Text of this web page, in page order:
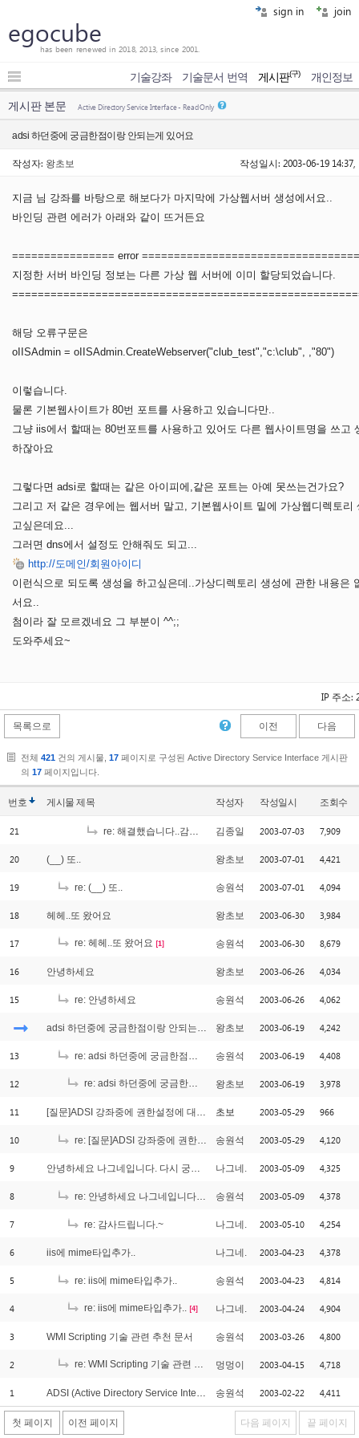
sign in join
egocube
has been renewed in 2018, 2013, since 2001.
기술강좌 기술문서 번역 게시판(구) 개인정보
게시판 본문 Active Directory Service Interface - Read Only
adsi 하던중에 궁금한점이랑 안되는게 있어요
작성자: 왕초보 작성일시: 2003-06-19
지금 님 강좌를 바탕으로 해보다가 마지막에 가상웹서버 생성에서요..
바인딩 관련 에러가 아래와 같이 뜨거든요
================ error
지정한 서버 바인딩 정보는 다른 가상 웹 서버에 이미 할당되었습니다.
해당 오류구문은
oIISAdmin = oIISAdmin.CreateWebserver("club_test","c:\club", ,"80")
이렇습니다.
물론 기본웹사이트가 80번 포트를 사용하고 있습니다만..
그냥 iis에서 할때는 80번포트를 사용하고 있어도 다른 웹사이트명을 쓰고
하잖아요
그렇다면 adsi로 할때는 같은 아이피에,같은 포트는 아예 못쓰는건가요?
그리고 저 같은 경우에는 웹서버 말고, 기본웹사이트 밑에 가상웹디렉토리
고싶은데요...
그러면 dns에서 설정도 안해줘도 되고...
http://도메인/회원아이디
이런식으로 되도록 생성을 하고싶은데..가상디렉토리 생성에 관한 내용은
서요..
첨이라 잘 모르겠네요 그 부분이 ^^;;
도와주세요~
IP 주소:
목록으로 이전 다음
전체 421 건의 게시물, 17 페이지로 구성된 Active Directory Service Interface 게시판
의 17 페이지입니다.
번호 게시물제목 작성자 작성일시 조회수
21 re: 해결했습니다..감사합니다 !!!!! 김종일 2003-07-03 7,909
20 (__) 또.. 왕초보 2003-07-01 4,421
19 re: (__) 또.. 송원석 2003-07-01 4,094
18 헤헤..또 왔어요 왕초보 2003-06-30 3,984
17 re: 헤헤..또 왔어요 [1] 송원석 2003-06-30 8,679
16 안녕하세요 왕초보 2003-06-26 4,034
15 re: 안녕하세요 송원석 2003-06-26 4,062
adsi 하던중에 궁금한점이랑 안되는게 있어요 왕초보 2003-06-19 4,242
13 re: adsi 하던중에 궁금한점이랑 안되는게 있어요 송원석 2003-06-19 4,408
12 re: adsi 하던중에 궁금한점이랑 안되는게 있어요 [1]
왕초보 2003-06-19 3,978
11 [질문]ADSI 강좌중에 권한설정에 대한 부분질문입니다. 초보 2003-05-29 966
10 re: [질문]ADSI 강좌중에 권한설정에 대한 부분질문입니다. 송원석 2003-05-29 4,120
9 안녕하세요 나그네입니다. 다시 궁금한게 있어서요..질문. 나그네. 2003-05-09 4,325
8 re: 안녕하세요 나그네입니다. 다시 궁금한게 있어서요..질문. 송원석 2003-05-09 4,378
7 re: 감사드립니다.~ 나그네. 2003-05-10 4,254
6 iis에 mime타입추가.. 나그네. 2003-04-23 4,378
5 re: iis에 mime타입추가.. 송원석 2003-04-23 4,814
4 re: iis에 mime타입추가.. [4] 나그네. 2003-04-24 4,904
3 WMI Scripting 기술 관련 추천 문서 송원석 2003-03-26 4,800
2 re: WMI Scripting 기술 관련 추천 문서 [2]
멍멍이 2003-04-15 4,718
1 ADSI (Active Directory Service Interface) Forum 을 시작합니다. 송원석 2003-02-22 4,411
첫 페이지 이전 페이지 다음 페이지 끝 페이지